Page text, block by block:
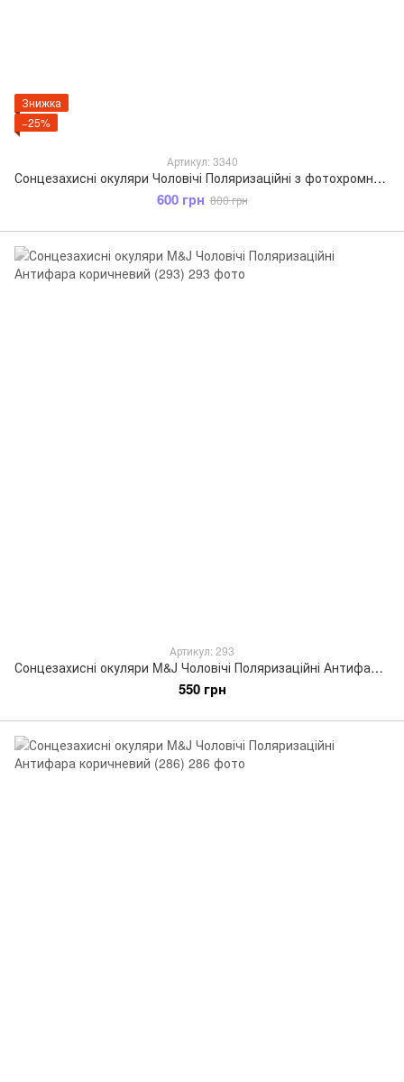
Знижка
−25%
Артикул: 3340
Сонцезахисні окуляри Чоловічі Поляризаційні з фотохромною лінзою Rita Bradley коричневий (3340)
600 грн 800 грн
Артикул: 293
Сонцезахисні окуляри M&J Чоловічі Поляризаційні Антифара коричневий (293)
550 грн